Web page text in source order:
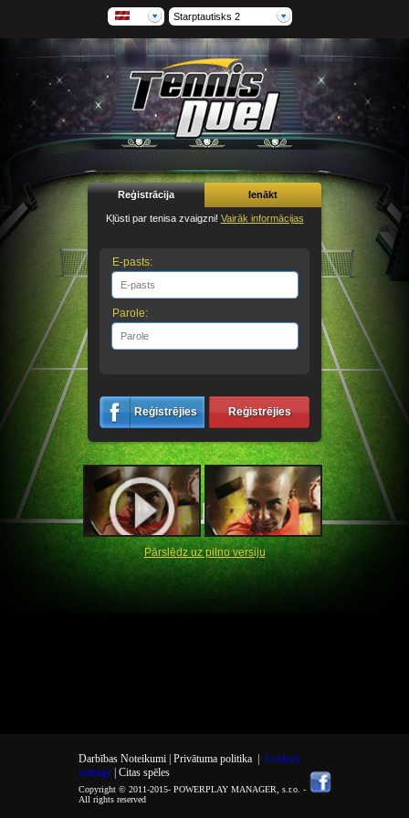
Starptautisks 2
Reģistrācija Ienākt
Kļūsti par tenisa zvaigzni! Vairāk informācijas
E-pasts:
Parole:
Reģistrējies Reģistrējies
Pārslēdz uz pilno versiju
Darbības Noteikumi | Privātuma politika| Cookies
settings
| Citas spēles
Copyright © 2011-2015- POWERPLAY MANAGER, s.r.o. -
All rights reserved